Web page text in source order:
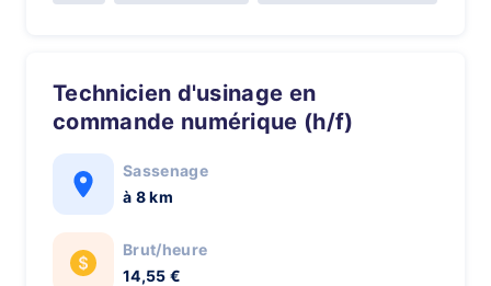
Technicien d'usinage en
commande numérique (h/f)
Sassenage
à 8 km
Brut/heure
14,55 €